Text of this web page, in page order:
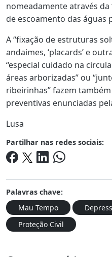
nomeadamente através
de escoamento das águas
A “fixação de estruturas
andaimes, ‘placards’ e
“especial cuidado na
áreas arborizadas” ou
ribeirinhas” fazem
preventivas enunciadas
Lusa
Partilhar nas redes sociais:
Palavras chave:
Mau Tempo
Proteção Civil